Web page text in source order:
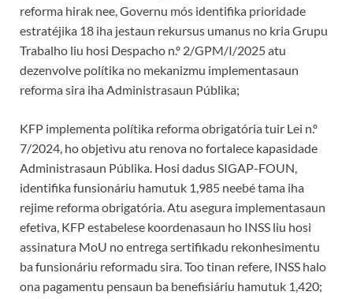
reforma hirak nee, Governu mós identifika prioridade
estratéjika 18 iha jestaun rekursus umanus no kria Grupu
Trabalho liu hosi Despacho n.º 2/GPM/I/2025 atu
dezenvolve polítika no mekanizmu implementasaun
reforma sira iha Administrasaun Públika;
KFP implementa polítika reforma obrigatória tuir Lei n.º
7/2024, ho objetivu atu renova no fortalece kapasidade
Administrasaun Públika. Hosi dadus SIGAP-FOUN,
identifika funsionáriu hamutuk 1,985 neebé tama iha
rejime reforma obrigatória. Atu asegura implementasaun
efetiva, KFP estabelese koordenasaun ho INSS liu hosi
assinatura MoU no entrega sertifikadu rekonhesimentu
ba funsionáriu reformadu sira. Too tinan refere, INSS halo
ona pagamentu pensaun ba benefisiáriu hamutuk 1,420;